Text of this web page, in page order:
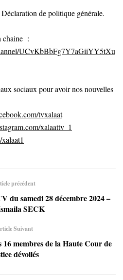
de politique générale.
chaine :
UCvKbBbFg7Y7aGiiYY5tXu
sociaux pour avoir nos nouvelles
tvxalaat
xalaattv_1
précédent
du samedi 28 décembre 2024 –
SECK
Suivant
16 membres de la Haute Cour de
dévoilés